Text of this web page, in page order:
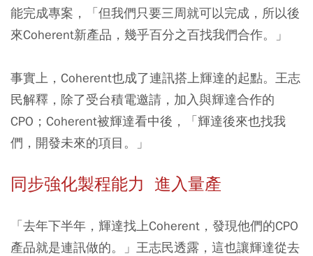
能完成專案，「但我們只要三周就可以完成，所以後
來Coherent新產品，幾乎百分之百找我們合作。」
事實上，Coherent也成了連訊搭上輝達的起點。王志
民解釋，除了受台積電邀請，加入與輝達合作的
CPO；Coherent被輝達看中後，「輝達後來也找我
們，開發未來的項目。」
同步強化製程能力 進入量產
「去年下半年，輝達找上Coherent，發現他們的CPO
產品就是連訊做的。」王志民透露，這也讓輝達從去